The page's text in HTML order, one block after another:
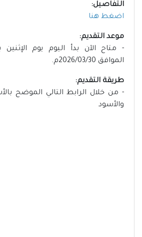
التفاصيل:
اضغط هنا
موعد التقديم:
الموافق 2026/03/30م.
طريقة التقديم:
- من خلال الرابط التالي الموضح
والأسود